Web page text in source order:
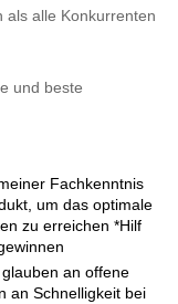
und beste
Fachkenntnis
um das optimale
zu erreichen *Hilf
an offene
an Schnelligkeit bei